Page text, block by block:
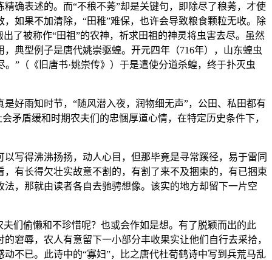
确表述的。而“不稂不莠”却是关键句，即除尽了稂莠，才使
如果不加清除，“田稚”难保，也许会导致粮食颗粒无收。除
了被称作“田祖”的农神，祈求田祖的神灵将虫害去尽。虽然
典型例子是唐代姚崇驱蝗。开元四年（716年），山东蝗虫
”（《旧唐书·姚崇传》）于是遣使分道杀蝗，终于扑灭虫
好雨知时节，“随风潜入夜，润物细无声”，公田、私田都有
矛盾缓和时期农夫们的忠悃厚道心情，在特定历史条件下，
写得沸沸扬扬，动人心目，但那毕竟是寻常蹊径，易于雷同
有长得欠壮实故意不割的，有割了来不及捆束的，有已捆束
，那就由读者各自去驰骋想像。该实的地方却留下一片空
们偷懒和不珍惜呢？也或会作如是想。有了脱颖而出的此
窘辱，农人有意留下一小部分丰收果实让他们自行去采拾，
不已。此诗中的“寡妇”，比之唐代杜荀鹤诗中写到兵荒马乱